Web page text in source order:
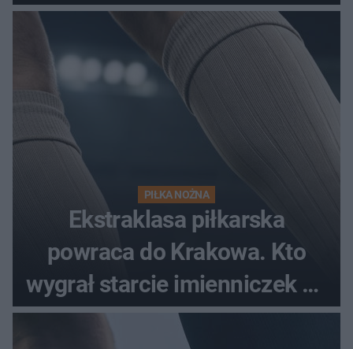
spotkania?
PIŁKA NOŻNA
Ekstraklasa piłkarska
powraca do Krakowa. Kto
wygrał starcie imienniczek na
pełnym stadionie